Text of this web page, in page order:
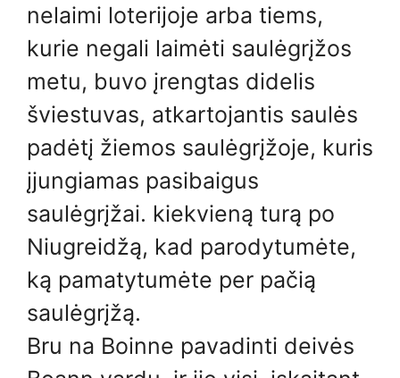
nelaimi loterijoje arba tiems,
kurie negali laimėti saulėgrįžos
metu, buvo įrengtas didelis
šviestuvas, atkartojantis saulės
padėtį žiemos saulėgrįžoje, kuris
įjungiamas pasibaigus
saulėgrįžai. kiekvieną turą po
Niugreidžą, kad parodytumėte,
ką pamatytumėte per pačią
saulėgrįžą.
Bru na Boinne pavadinti deivės